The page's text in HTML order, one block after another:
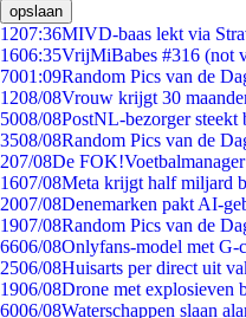
opslaan
1207:36MIVD-baas lekt via
1606:35VrijMiBabes #316 (not
7001:09Random Pics van de
1208/08Vrouw krijgt 30
5008/08PostNL-bezorger steekt
3508/08Random Pics van de
207/08De
1607/08Meta krijgt half miljard
2007/08Denemarken pakt AI-
1907/08Random Pics van de
6606/08Onlyfans-model met G-
2506/08Huisarts per direct uit
1906/08Drone met explosieven
6006/08Waterschappen slaan